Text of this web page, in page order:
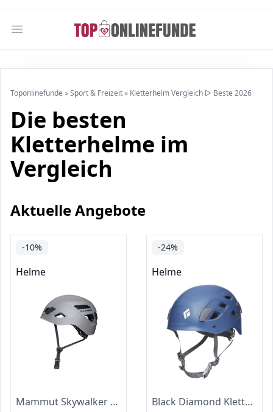
Open main menu
Toponlinefunde »Sport & Freizeit» Kletterhelm Vergleich ▷ Beste 2026
Die besten
Kletterhelme im
Vergleich
Aktuelle Angebote
-10%
Helme
Mammut Skywalker 3.0 Helmet | Kletterhelm für Damen und Herren, Ausrüstung für Bergsteiger | Titanium, One Size
-24%
Helme
Black Diamond Kletterhelm Half Dome, Größe:S-M, Farbe:Denim